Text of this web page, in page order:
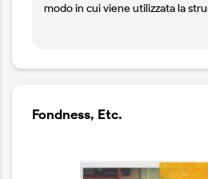
modo in cui viene utilizzata la
nostro umile tentativo di creare
maniera personale e creativa.
Fondness, Etc.